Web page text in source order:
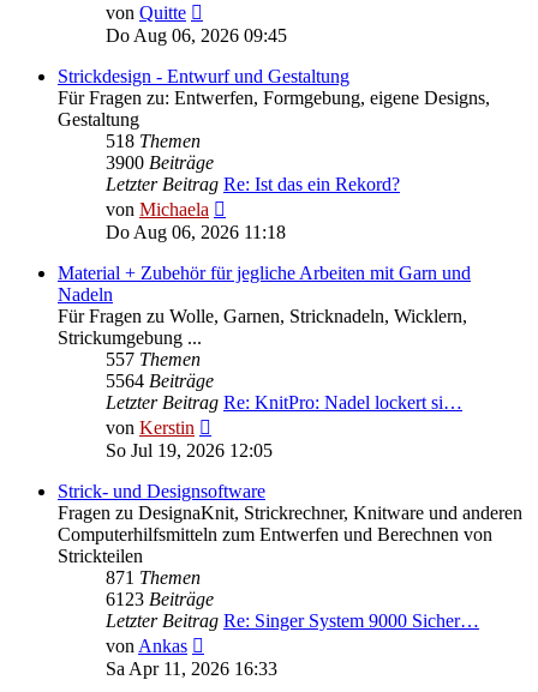
von Quitte
Beitrag
Do Aug 06, 2026 09:45
Strickdesign - Entwurf und Gestaltung
Für Fragen zu: Entwerfen, Formgebung, eigene Designs,
Gestaltung
518 Themen
3900 Beiträge
Letzter Beitrag Re: Ist das ein Rekord?
von Michaela
Beitrag
Do Aug 06, 2026 11:18
Material + Zubehör für jegliche Arbeiten mit Garn und
Nadeln
Für Fragen zu Wolle, Garnen, Stricknadeln, Wicklern,
Strickumgebung ...
557 Themen
5564 Beiträge
Letzter Beitrag Re: KnitPro: Nadel lockert si…
von Kerstin
Beitrag
So Jul 19, 2026 12:05
Strick- und Designsoftware
Fragen zu DesignaKnit, Strickrechner, Knitware und anderen
Computerhilfsmitteln zum Entwerfen und Berechnen von
Strickteilen
871 Themen
6123 Beiträge
Letzter Beitrag Re: Singer System 9000 Sicher…
vonAnkas
Beitrag
Sa Apr 11, 2026 16:33